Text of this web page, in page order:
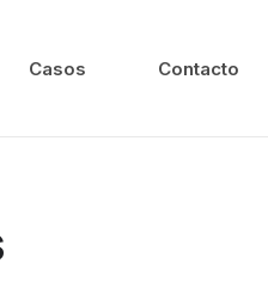
Casos Contacto